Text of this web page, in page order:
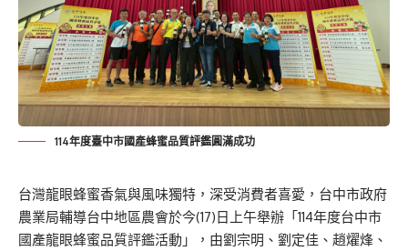
114年度臺中市國產蜂蜜品質評鑑圓滿成功
台灣龍眼蜂蜜香氣與風味獨特，深受消費者喜愛，台中市政府
農業局輔導台中地區農會於今(17)日上午舉辦「114年度台中市
國產龍眼蜂蜜品質評鑑活動」，由劉宗明、劉定佳、趙燿烽、